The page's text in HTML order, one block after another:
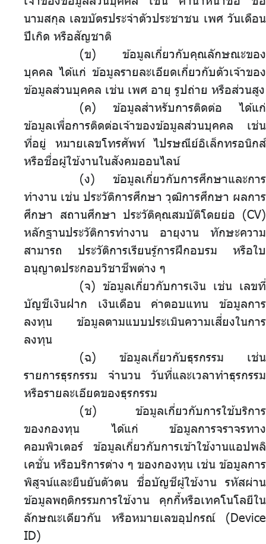
นามสกุล เลขบัตรประจำตัวประชาชน เพศ วันเดือน
ปีเกิด หรือสัญชาติ
(ข) ข้อมูลเกี่ยวกับคุณลักษณะของ
บุคคล ได้แก่ ข้อมูลรายละเอียดเกี่ยวกับตัวเจ้าของ
ข้อมูลส่วนบุคคล เช่น เพศ อายุ รูปถ่าย หรือส่วนสูง
(ค) ข้อมูลสำหรับการติดต่อ ได้แก่
ข้อมูลเพื่อการติดต่อเจ้าของข้อมูลส่วนบุคคล เช่น
ที่อยู่ หมายเลขโทรศัพท์ ไปรษณีย์อิเล็กทรอนิกส์
หรือชื่อผู้ใช้งานในสังคมออนไลน์
(ง) ข้อมูลเกี่ยวกับการศึกษาและการ
ทำงาน เช่น ประวัติการศึกษา วุฒิการศึกษา ผลการ
ศึกษา สถานศึกษา ประวัติคุณสมบัติโดยย่อ (CV)
หลักฐานประวัติการทำงาน อายุงาน ทักษะความ
สามารถ ประวัติการเรียนรู้การฝึกอบรม หรือใบ
อนุญาตประกอบวิชาชีพต่าง ๆ
(จ) ข้อมูลเกี่ยวกับการเงิน เช่น เลขที่
บัญชีเงินฝาก เงินเดือน ค่าตอบแทน ข้อมูลการ
ลงทุน ข้อมูลตามแบบประเมินความเสี่ยงในการ
ลงทุน
(ฉ) ข้อมูลเกี่ยวกับธุรกรรม เช่น
รายการธุรกรรม จำนวน วันที่และเวลาทำธุรกรรม
หรือรายละเอียดของธุรกรรม
(ช) ข้อมูลเกี่ยวกับการใช้บริการ
ของกองทุน ได้แก่ ข้อมูลการจราจรทาง
คอมพิวเตอร์ ข้อมูลเกี่ยวกับการเข้าใช้งานแอปพลิ
เคชั่น หรือบริการต่าง ๆ ของกองทุน เช่น ข้อมูลการ
พิสูจน์และยืนยันตัวตน ชื่อบัญชีผู้ใช้งาน รหัสผ่าน
ข้อมูลพฤติกรรมการใช้งาน คุกกี้หรือเทคโนโลยีใน
ลักษณะเดียวกัน หรือหมายเลขอุปกรณ์ (Device
ID)